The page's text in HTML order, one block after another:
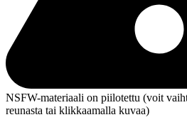
NSFW-materiaali on piilotettu (voit
reunasta tai klikkaamalla kuvaa)